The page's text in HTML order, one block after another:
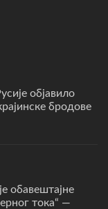
објавило
бродове
обавештајне
тока“ —